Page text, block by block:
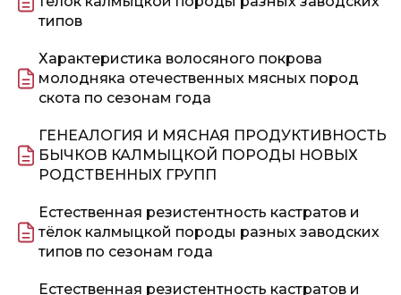
типов
Характеристика волосяного покрова
молодняка отечественных мясных пород
скота по сезонам года
ГЕНЕАЛОГИЯ И МЯСНАЯ ПРОДУКТИВНОСТЬ
БЫЧКОВ КАЛМЫЦКОЙ ПОРОДЫ НОВЫХ
РОДСТВЕННЫХ ГРУПП
Естественная резистентность кастратов и
тёлок калмыцкой породы разных заводских
типов по сезонам года
Естественная резистентность кастратов и